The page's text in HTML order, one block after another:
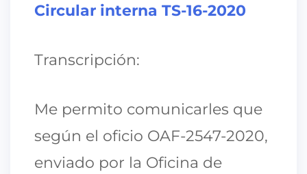
Circular interna TS-16-2020
Transcripción:
Me permito comunicarles que
según el oficio OAF-2547-2020,
enviado por la Oficina de